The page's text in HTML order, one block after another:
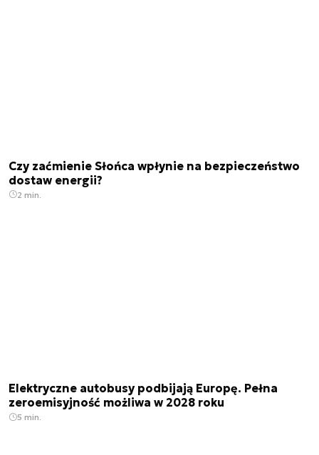
Czy zaćmienie Słońca wpłynie na bezpieczeństwo
dostaw energii?
2 min.
Elektryczne autobusy podbijają Europę. Pełna
zeroemisyjność możliwa w 2028 roku
5 min.